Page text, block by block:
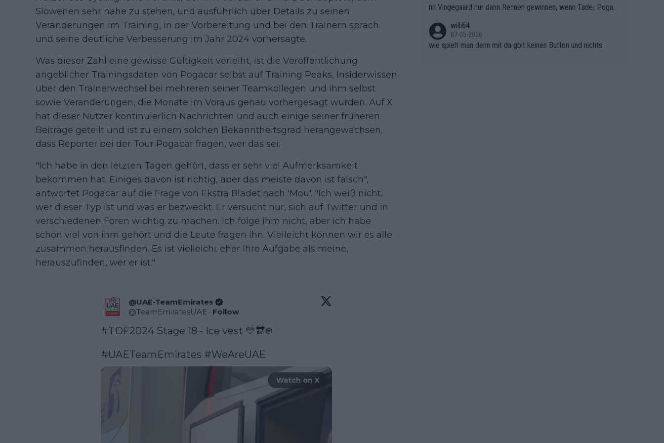
Slowenen sehr nahe zu stehen, und ausführlich über Details zu seinen
Veränderungen im Training, in der Vorbereitung und bei den Trainern sprach
und seine deutliche Verbesserung im Jahr 2024 vorhersagte.
Was dieser Zahl eine gewisse Gültigkeit verleiht, ist die Veröffentlichung
angeblicher Trainingsdaten von Pogacar selbst auf Training Peaks, Insiderwissen
über den Trainerwechsel bei mehreren seiner Teamkollegen und ihm selbst
sowie Veränderungen, die Monate im Voraus genau vorhergesagt wurden. Auf X
hat dieser Nutzer kontinuierlich Nachrichten und auch einige seiner früheren
Beiträge geteilt und ist zu einem solchen Bekanntheitsgrad herangewachsen,
dass Reporter bei der Tour Pogacar fragen, wer das sei:
"Ich habe in den letzten Tagen gehört, dass er sehr viel Aufmerksamkeit
bekommen hat. Einiges davon ist richtig, aber das meiste davon ist falsch",
antwortet Pogacar auf die Frage von Ekstra Bladet nach 'Mou'. "Ich weiß nicht,
wer dieser Typ ist und was er bezweckt. Er versucht nur, sich auf Twitter und in
verschiedenen Foren wichtig zu machen. Ich folge ihm nicht, aber ich habe
schon viel von ihm gehört und die Leute fragen ihn. Vielleicht können wir es alle
zusammen herausfinden. Es ist vielleicht eher Ihre Aufgabe als meine,
herauszufinden, wer er ist."
@UAE-TeamEmirates
@TeamEmiratesUAE · Follow
#TDF2024 Stage 18 - Ice vest 💛🔛❄️
#UAETeamEmirates #WeAreUAE
Watch on X
berwasser, aber SD Worx und Vollering müssen jetzt All-In ge
hen. (gregmann)
nn Vingegaard nur dann Rennen gewinnen, wenn Tadej Pogaca
willi64
07-05-2026
wie spielt man denn mit da gbit keinen Button und nichts